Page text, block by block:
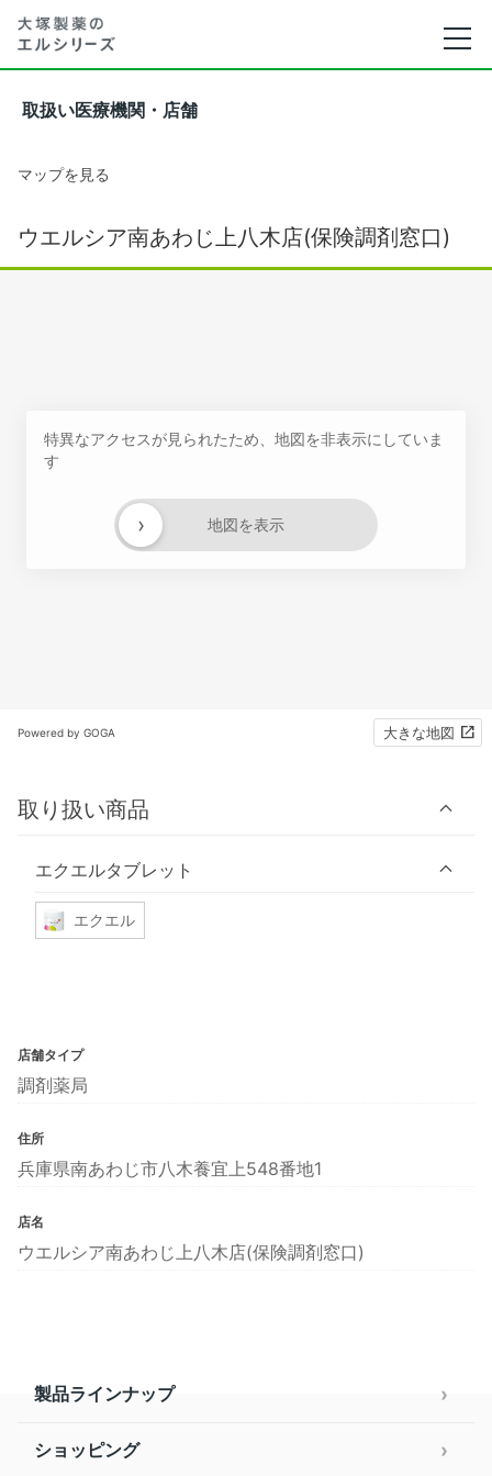
取扱い医療機関・店舗
マップを見る
ウエルシア南あわじ上八木店(保険調剤窓口)
特異なアクセスが見られたため、地図を非表示にしていま
す
地図を表示
›
Powered by GOGA 大きな地図
取り扱い商品
エクエルタブレット
エクエル
店舗タイプ
調剤薬局
住所
兵庫県南あわじ市八木養宜上548番地1
店名
ウエルシア南あわじ上八木店(保険調剤窓口)
製品ラインナップ
ショッピング